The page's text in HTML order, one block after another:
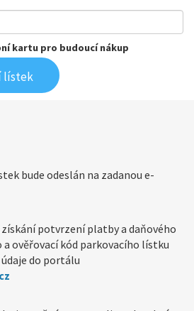
kartu pro budoucí nákup
bude odeslán na zadanou e-
potvrzení platby a daňového
ověřovací kód parkovacího lístku
do portálu